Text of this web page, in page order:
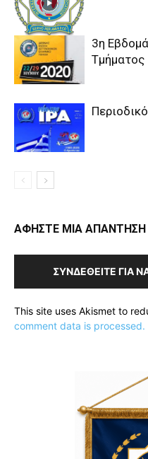
3η
Τμήματος
ΑΦΗΣΤΕ ΜΙΑ ΑΠΑΝΤΗΣΗ
ΣΥΝΔΕΘΕΊΤΕ ΓΙΑ
This site uses Akismet to
comment data is processed.